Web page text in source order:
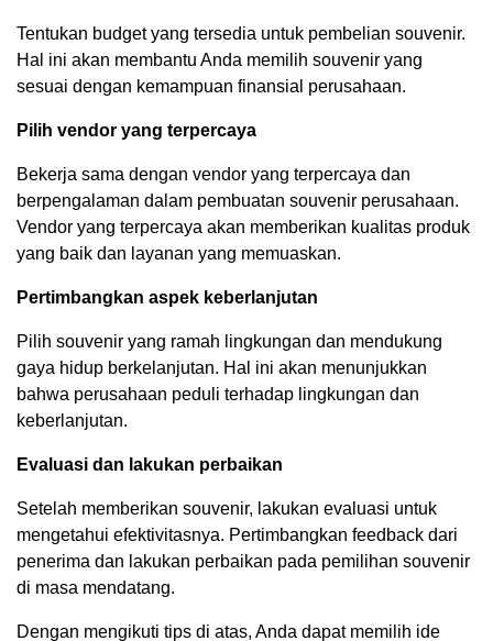
Tentukan budget yang tersedia untuk pembelian souvenir.
Hal ini akan membantu Anda memilih souvenir yang
sesuai dengan kemampuan finansial perusahaan.
Pilih vendor yang terpercaya
Bekerja sama dengan vendor yang terpercaya dan
berpengalaman dalam pembuatan souvenir perusahaan.
Vendor yang terpercaya akan memberikan kualitas produk
yang baik dan layanan yang memuaskan.
Pertimbangkan aspek keberlanjutan
Pilih souvenir yang ramah lingkungan dan mendukung
gaya hidup berkelanjutan. Hal ini akan menunjukkan
bahwa perusahaan peduli terhadap lingkungan dan
keberlanjutan.
Evaluasi dan lakukan perbaikan
Setelah memberikan souvenir, lakukan evaluasi untuk
mengetahui efektivitasnya. Pertimbangkan feedback dari
penerima dan lakukan perbaikan pada pemilihan souvenir
di masa mendatang.
Dengan mengikuti tips di atas, Anda dapat memilih ide